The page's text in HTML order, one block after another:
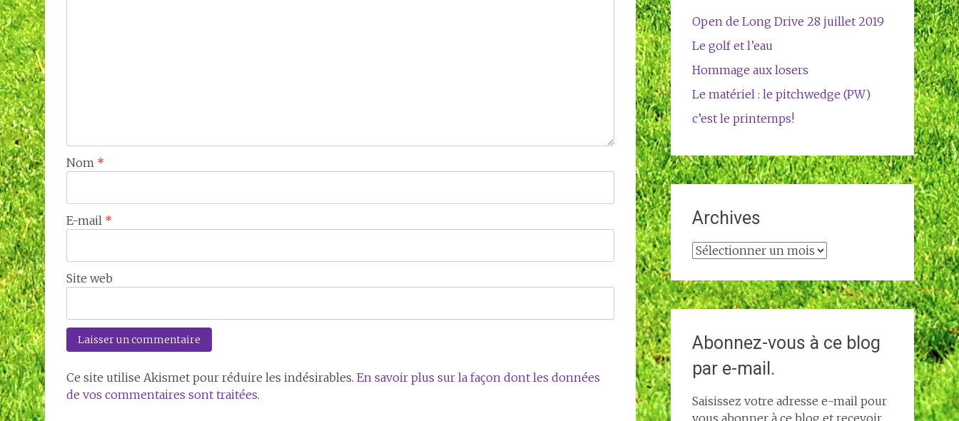
Nom *
E-mail *
Site web
Ce site utilise Akismet pour réduire les indésirables. En savoir plus sur la façon dont les données
de vos commentaires sont traitées.
Open de Long Drive 28 juillet 2019
Le golf et l’eau
Hommage aux losers
Le matériel : le pitchwedge (PW)
c’est le printemps!
Archives
Archives
Abonnez-vous à ce blog
par e-mail.
Saisissez votre adresse e-mail pour
vous abonner à ce blog et recevoir